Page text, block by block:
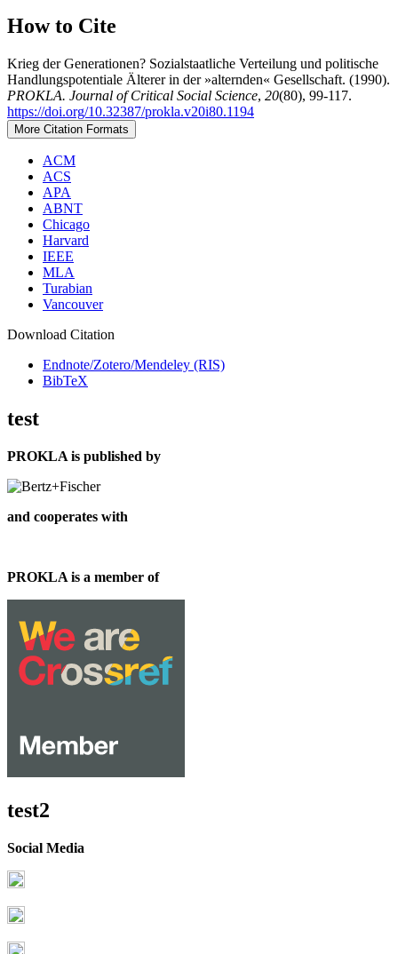
How to Cite
Krieg der Generationen? Sozialstaatliche Verteilung und politische
Handlungspotentiale Älterer in der »alternden« Gesellschaft. (1990).
PROKLA. Journal of Critical Social Science, 20(80), 99-117.
https://doi.org/10.32387/prokla.v20i80.1194
More Citation Formats
ACM
ACS
APA
ABNT
Chicago
Harvard
IEEE
MLA
Turabian
Vancouver
Download Citation
Endnote/Zotero/Mendeley (RIS)
BibTeX
test
PROKLA is published by
and cooperates with
PROKLA is a member of
test2
Social Media